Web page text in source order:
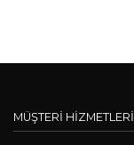
MÜŞTERİ HİZMETLERİ